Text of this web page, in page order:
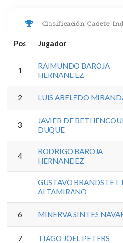
Clasificación Cadete
Pos Jugador
1
RAIMUNDO BAROJA
HERNANDEZ
2 LUIS ABELEDO
3
JAVIER DE
DUQUE
4
RODRIGO BAROJA
HERNANDEZ
GUSTAVO
ALTAMIRANO
6 MINERVA SINTES
7 TIAGO JOEL PETERS